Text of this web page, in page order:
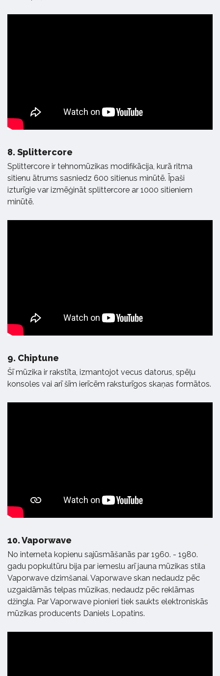
8. Splittercore
Splittercore ir tehnomūzikas modifikācija, kurā ritma
sitienu ātrums sasniedz 600 sitienus minūtē. Īpaši
izturīgie var izmēģināt splittercore ar 1000 sitieniem
minūtē.
9. Chiptune
Šī mūzika ir rakstīta, izmantojot vecus datorus, spēļu
konsoles vai arī šīm ierīcēm raksturīgos skaņas formātos.
10.Vaporwave
No interneta kopienu sajūsmāšanās par 1960. - 1980.
gadu popkultūru bija par iemeslu arī jauna mūzikas stila
Vaporwave dzimšanai. Vaporwave skan nedaudz pēc
uzgaidāmās telpas mūzikas, nedaudz pēc reklāmas
džingla. Par Vaporwave pionieri tiek saukts elektroniskās
mūzikas producents Daniels Lopatins.